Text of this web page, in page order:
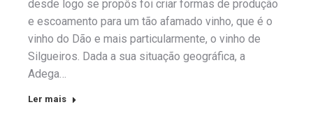
desde logo se propôs foi criar formas de produção
e escoamento para um tão afamado vinho, que é o
vinho do Dão e mais particularmente, o vinho de
Silgueiros. Dada a sua situação geográfica, a
Adega…
Ler mais